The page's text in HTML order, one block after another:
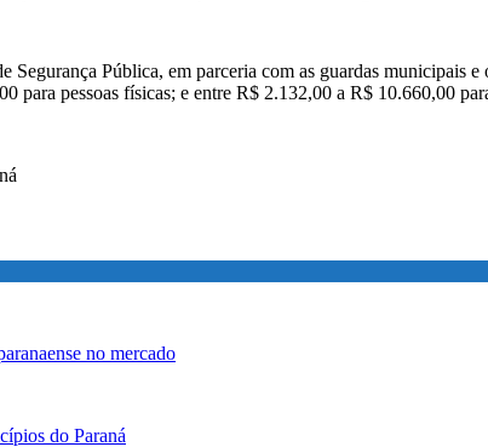
Segurança Pública, em parceria com as guardas municipais
para pessoas físicas; e entre R$ 2.132,00 a R$ 10.660,00
no mercado
do Paraná